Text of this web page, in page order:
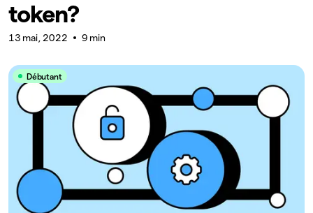
token?
13 mai, 2022 9 min
Débutant